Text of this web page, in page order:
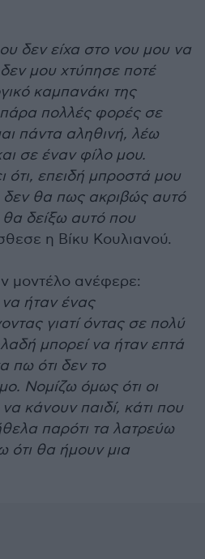
δεν είχα στο νου μου να
μου χτύπησε ποτέ
καμπανάκι της
πολλές φορές σε
πάντα αληθινή, λέω
σε έναν φίλο μου.
ότι, επειδή μπροστά μου
δεν θα πως ακριβώς αυτό
θα δείξω αυτό που
η Βίκυ Κουλιανού.
μοντέλο ανέφερε:
ήταν ένας
γιατί όντας σε πολύ
μπορεί να ήταν επτά
πω ότι δεν το
Νομίζω όμως ότι οι
κάνουν παιδί, κάτι που
παρότι τα λατρεύω
ότι θα ήμουν μια